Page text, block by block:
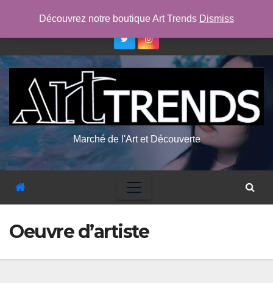
ven. Août 7th, 2026 2:52:56 AM
Marché de l'Art et Découverte
Oeuvre d’artiste
Découvrez notre boutique Art Trends Dismiss